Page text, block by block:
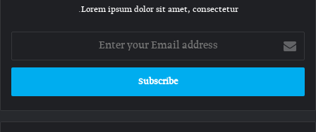
Lorem ipsum dolor sit amet, consectetur.
Enter
your
Email